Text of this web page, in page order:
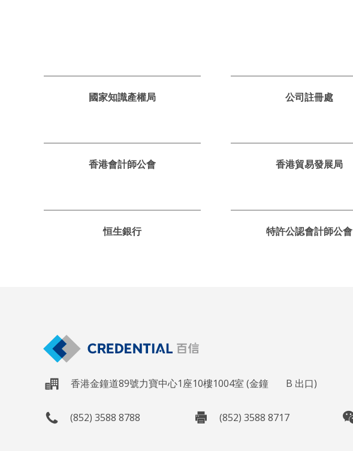
國家知識產權局 公司註冊處
香港會計師公會 香港貿易發展局
恒生銀行 特許公認會計師公會
香港金鐘道89號力寶中心1座10樓1004室 (金鐘 B 出口)
(852) 3588 8788 (852) 3588 8717